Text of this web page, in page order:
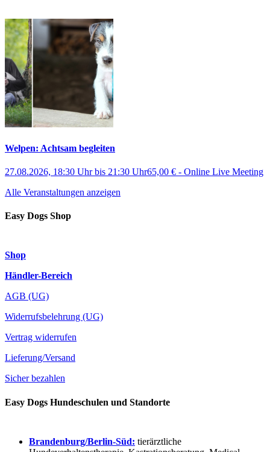
Welpen: Achtsam begleiten
27.08.2026, 18:30 Uhrbis 21:30 Uhr65,00 € - Online Live Meeting
Alle Veranstaltungen anzeigen
Easy Dogs Shop
Shop
Händler-Bereich
AGB (UG)
Widerrufsbelehrung (UG)
Vertrag widerrufen
Lieferung/Versand
Sicher bezahlen
Easy Dogs Hundeschulen und Standorte
Brandenburg/Berlin-Süd: tierärztliche